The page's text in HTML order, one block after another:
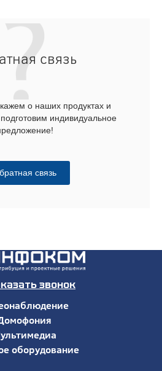
связь
о наших продуктах и
индивидуальное
связь
звонок
оборудование